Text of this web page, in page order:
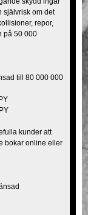
självrisk om det
repor,
på 50 000
till 80 000 000
kunder att
bokar online eller